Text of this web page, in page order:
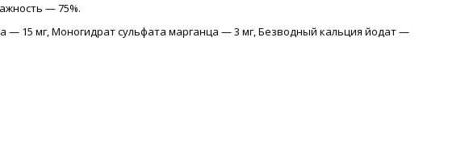
— 75%.
15 мг, Моногидрат сульфата марганца — 3 мг, Безводный кальция йодат —